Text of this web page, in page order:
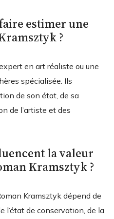
estimer une
?
en art réaliste ou une
spécialisée. Ils
de son état, de sa
de l’artiste et des
la valeur
Kramsztyk ?
Kramsztyk dépend de
l’état de conservation, de la